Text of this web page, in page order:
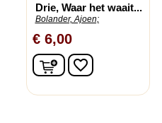
Drie, Waar het waait...
Bolander, Ajoen;
€ 6,00
In winkelwagen
favorite_border